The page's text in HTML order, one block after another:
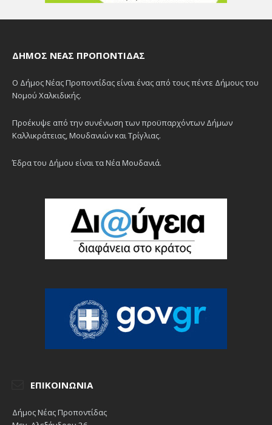
ΔΉΜΟΣ ΝΈΑΣ ΠΡΟΠΟΝΤΊΔΑΣ
Ο Δήμος Νέας Προποντίδας είναι ένας από τους πέντε Δήμους του
Νομού Χαλκιδικής.
Προέκυψε από την συνένωση των προϋπαρχόντων Δήμων
Καλλικράτειας, Μουδανιών και Τρίγλιας.
Έδρα του Δήμου είναι τα Νέα Μουδανιά.
ΕΠΙΚΟΙΝΩΝΊΑ
Δήμος Νέας Προποντίδας